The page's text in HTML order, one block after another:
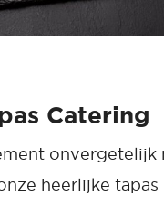
Catering
onvergetelijk
heerlijke tapas